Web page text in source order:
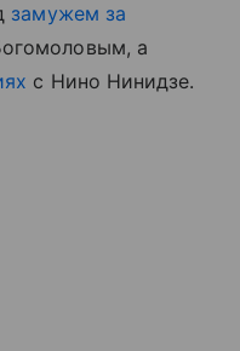
замужем за
а
с Нино Нинидзе.